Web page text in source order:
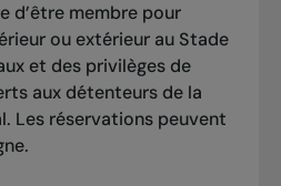
d’être membre pour
ou extérieur au Stade
et des privilèges de
aux détenteurs de la
. Les réservations peuvent